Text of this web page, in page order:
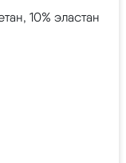
10% эластан